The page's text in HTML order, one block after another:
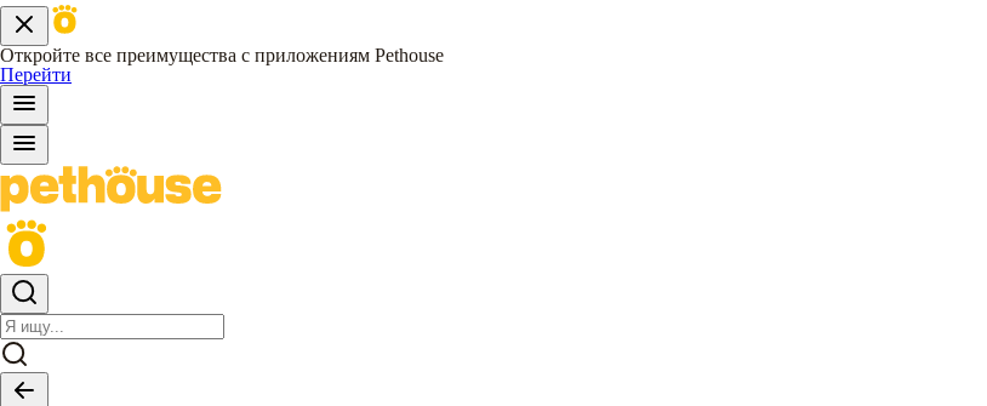
Откройте все преимущества с приложениям Pethouse
Перейти